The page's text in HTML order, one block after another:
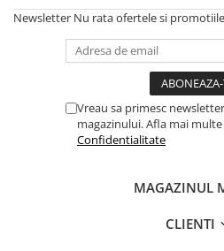
Espressoare & Cafetiere
Gratare Electrice
Masini de tocat carne
Masini de umplut carnati
Mixere bucatarie
Newsletter Nu rata ofertele si
Vreau sa primesc
magazinului. Afla mai multe
Confidentialitate
MAGAZINUL
CLIENTI